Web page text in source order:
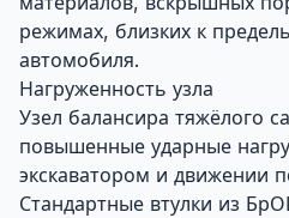
режимах, близких к
автомобиля.
Нагруженность узла
Узел балансира тяжёлого
повышенные ударные
экскаватором и движении
Стандартные втулки из